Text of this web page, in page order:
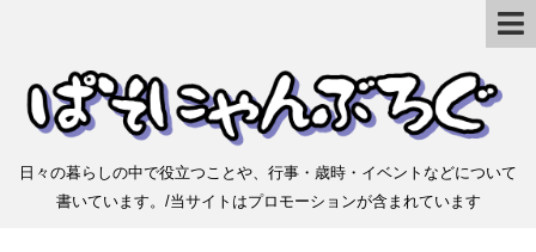
日々の暮らしの中で役立つことや、行事・歳時・イベントなどについて
書いています。/当サイトはプロモーションが含まれています